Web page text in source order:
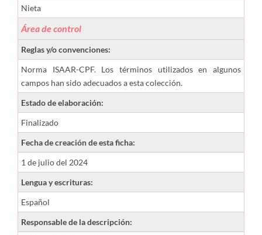
Nieta
Área de control
Reglas y/o convenciones:
Norma ISAAR-CPF. Los términos utilizados en algunos
campos han sido adecuados a esta colección.
Estado de elaboración:
Finalizado
Fecha de creación de esta ficha:
1 de julio del 2024
Lengua y escrituras:
Español
Responsable de la descripción: